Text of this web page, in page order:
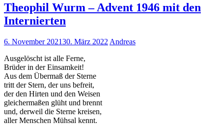
Theophil Wurm – Advent 1946 mit den
Internierten
6. November 202130. März 2022 Andreas
Ausgelöscht ist alle Ferne,
Brüder in der Einsamkeit!
Aus dem Übermaß der Sterne
tritt der Stern, der uns befreit,
der den Hirten und den Weisen
gleichermaßen glüht und brennt
und, derweil die Sterne kreisen,
aller Menschen Mühsal kennt.